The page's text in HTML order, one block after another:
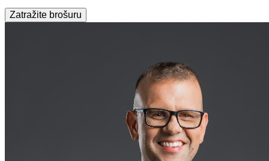
Zatražite brošuru